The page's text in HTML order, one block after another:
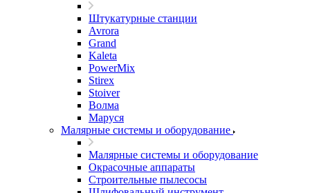
Штукатурные станции
Avrora
Grand
Kaleta
PowerMix
Stirex
Stoiver
Волма
Маруся
Малярные системы и оборудование
Малярные системы и оборудование
Окрасочные аппараты
Строительные пылесосы